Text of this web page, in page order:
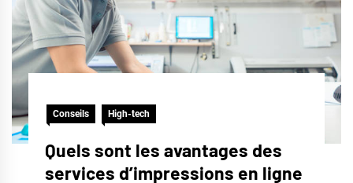
Conseils High-tech
Quels sont les avantages des
services d’impressions en ligne